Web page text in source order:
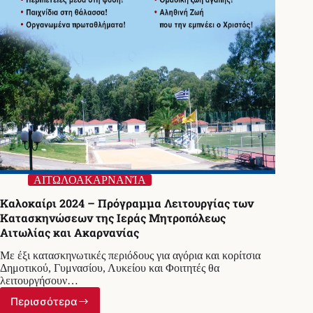
ΑΙΤΩΛΟΑΚΑΡΝΑΝΊΑ
Καλοκαίρι 2024 – Πρόγραμμα Λειτουργίας των
Κατασκηνώσεων της Ιεράς Μητροπόλεως
Αιτωλίας και Ακαρνανίας
Με έξι κατασκηνωτικές περιόδους για αγόρια και κορίτσια
Δημοτικού, Γυμνασίου, Λυκείου και Φοιτητές θα
λειτουργήσουν…
Περισσότερα
Καλοκαίρι